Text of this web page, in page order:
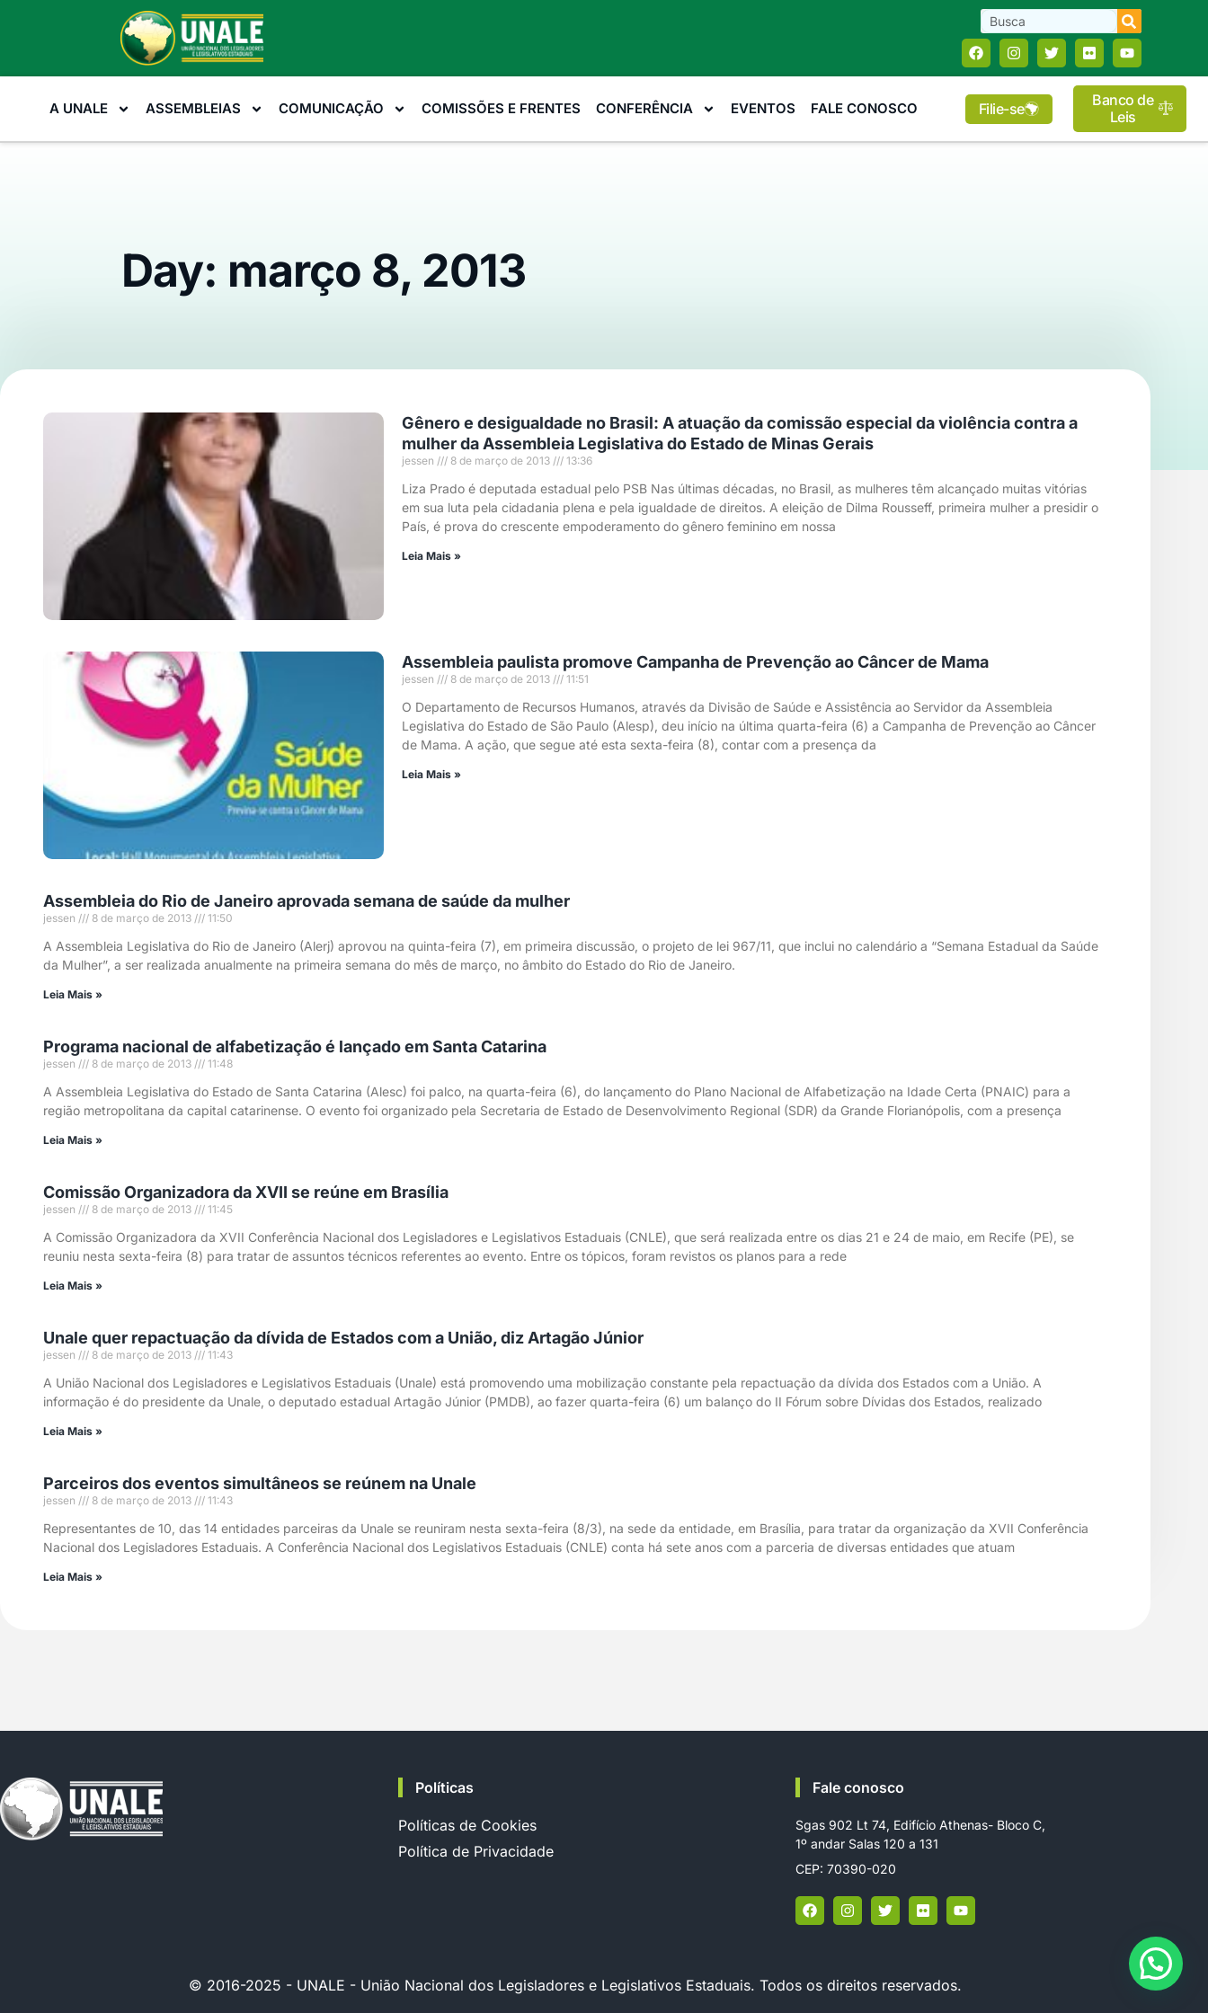
A UNALE ASSEMBLEIAS COMUNICAÇÃO COMISSÕES E FRENTES CONFERÊNCIA EVENTOS FALE CONOSCO Filie-se
Banco de
Leis
Day: março 8, 2013
Gênero e desigualdade no Brasil: A atuação da comissão especial da violência contra a
mulher da Assembleia Legislativa do Estado de Minas Gerais
jessen 8 de março de 2013 13:36
Liza Prado é deputada estadual pelo PSB Nas últimas décadas, no Brasil, as mulheres têm alcançado muitas vitórias
em sua luta pela cidadania plena e pela igualdade de direitos. A eleição de Dilma Rousseff, primeira mulher a presidir o
País, é prova do crescente empoderamento do gênero feminino em nossa
Leia Mais »
Assembleia paulista promove Campanha de Prevenção ao Câncer de Mama
jessen 8 de março de 2013 11:51
O Departamento de Recursos Humanos, através da Divisão de Saúde e Assistência ao Servidor da Assembleia
Legislativa do Estado de São Paulo (Alesp), deu início na última quarta-feira (6) a Campanha de Prevenção ao Câncer
de Mama. A ação, que segue até esta sexta-feira (8), contar com a presença da
Leia Mais »
Assembleia do Rio de Janeiro aprovada semana de saúde da mulher
jessen 8 de março de 2013 11:50
A Assembleia Legislativa do Rio de Janeiro (Alerj) aprovou na quinta-feira (7), em primeira discussão, o projeto de lei 967/11, que inclui no calendário a “Semana Estadual da Saúde
da Mulher”, a ser realizada anualmente na primeira semana do mês de março, no âmbito do Estado do Rio de Janeiro.
Leia Mais »
Programa nacional de alfabetização é lançado em Santa Catarina
jessen 8 de março de 2013 11:48
A Assembleia Legislativa do Estado de Santa Catarina (Alesc) foi palco, na quarta-feira (6), do lançamento do Plano Nacional de Alfabetização na Idade Certa (PNAIC) para a
região metropolitana da capital catarinense. O evento foi organizado pela Secretaria de Estado de Desenvolvimento Regional (SDR) da Grande Florianópolis, com a presença
Leia Mais »
Comissão Organizadora da XVII se reúne em Brasília
jessen 8 de março de 2013 11:45
A Comissão Organizadora da XVII Conferência Nacional dos Legisladores e Legislativos Estaduais (CNLE), que será realizada entre os dias 21 e 24 de maio, em Recife (PE), se
reuniu nesta sexta-feira (8) para tratar de assuntos técnicos referentes ao evento. Entre os tópicos, foram revistos os planos para a rede
Leia Mais »
Unale quer repactuação da dívida de Estados com a União, diz Artagão Júnior
jessen 8 de março de 2013 11:43
A União Nacional dos Legisladores e Legislativos Estaduais (Unale) está promovendo uma mobilização constante pela repactuação da dívida dos Estados com a União. A
informação é do presidente da Unale, o deputado estadual Artagão Júnior (PMDB), ao fazer quarta-feira (6) um balanço do II Fórum sobre Dívidas dos Estados, realizado
Leia Mais »
Parceiros dos eventos simultâneos se reúnem na Unale
jessen 8 de março de 2013 11:43
Representantes de 10, das 14 entidades parceiras da Unale se reuniram nesta sexta-feira (8/3), na sede da entidade, em Brasília, para tratar da organização da XVII Conferência
Nacional dos Legisladores Estaduais. A Conferência Nacional dos Legislativos Estaduais (CNLE) conta há sete anos com a parceria de diversas entidades que atuam
Leia Mais »
Políticas
Políticas de Cookies
Política de Privacidade
Fale conosco
Sgas 902 Lt 74, Edifício Athenas- Bloco C,
1º andar Salas 120 a 131
CEP: 70390-020
© 2016-2025 - UNALE - União Nacional dos Legisladores e Legislativos Estaduais. Todos os direitos reservados.